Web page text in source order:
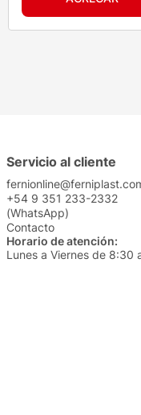
Servicio al cliente
+54 9 351 233-2332
(WhatsApp)
Contacto
Horario de atención:
Lunes a Viernes de 8:30